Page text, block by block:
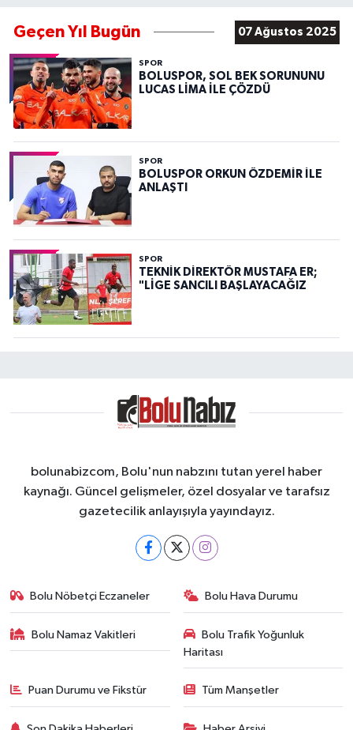
Geçen Yıl Bugün 07 Ağustos 2025
SPOR
BOLUSPOR, SOL BEK SORUNUNU
LUCAS LİMA İLE ÇÖZDÜ
SPOR
BOLUSPOR ORKUN ÖZDEMİR İLE
ANLAŞTI
SPOR
TEKNİK DİREKTÖR MUSTAFA ER;
"LİGE SANCILI BAŞLAYACAĞIZ
bolunabizcom, Bolu'nun nabzını tutan yerel haber
kaynağı. Güncel gelişmeler, özel dosyalar ve tarafsız
gazetecilik anlayışıyla yayındayız.
Bolu Nöbetçi Eczaneler Bolu Hava Durumu
Bolu Namaz Vakitleri
Bolu Trafik Yoğunluk
Haritası
Puan Durumu ve Fikstür Tüm Manşetler